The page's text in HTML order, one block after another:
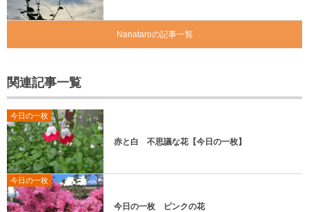
Nanataroの記事一覧
関連記事一覧
今日の一枚
赤と白 不思議な花【今日の一枚】
今日の一枚
今日の一枚 ピンクの花